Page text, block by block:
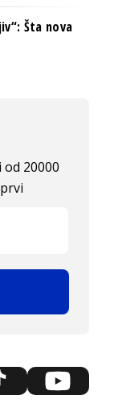
Šta nova
20000